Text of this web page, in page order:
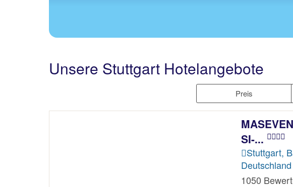
Unsere Stuttgart Hotelangebote
Preis
SI-...
Stuttgart,
Deutschland
1050